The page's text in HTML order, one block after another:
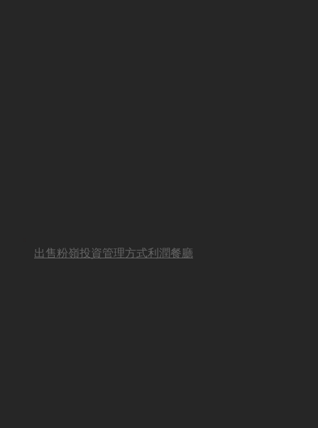
出售粉嶺投資管理方式利潤餐廳